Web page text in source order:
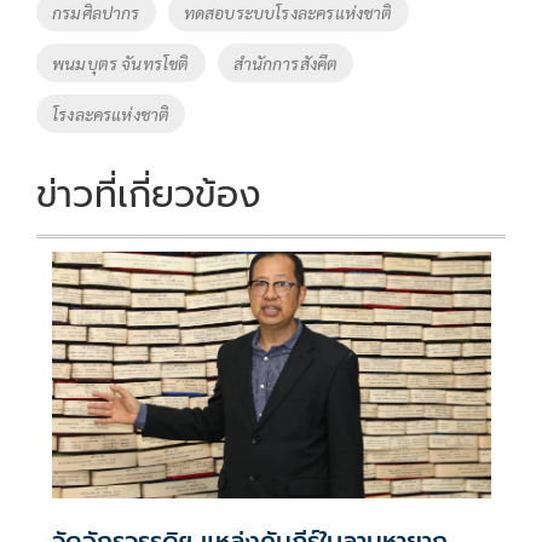
k
n
k
Tags
กรมศิลปากร ทดสอบระบบโรงละครแห่งชาติ
พนมบุตร จันทรโชติ สำนักการสังคีต
โรงละครแห่งชาติ
ข่าวที่เกี่ยวข้อง